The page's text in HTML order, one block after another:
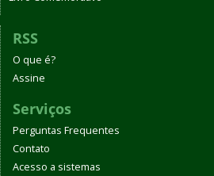
RSS
O que é?
Assine
Serviços
Perguntas Frequentes
Contato
Acesso a sistemas